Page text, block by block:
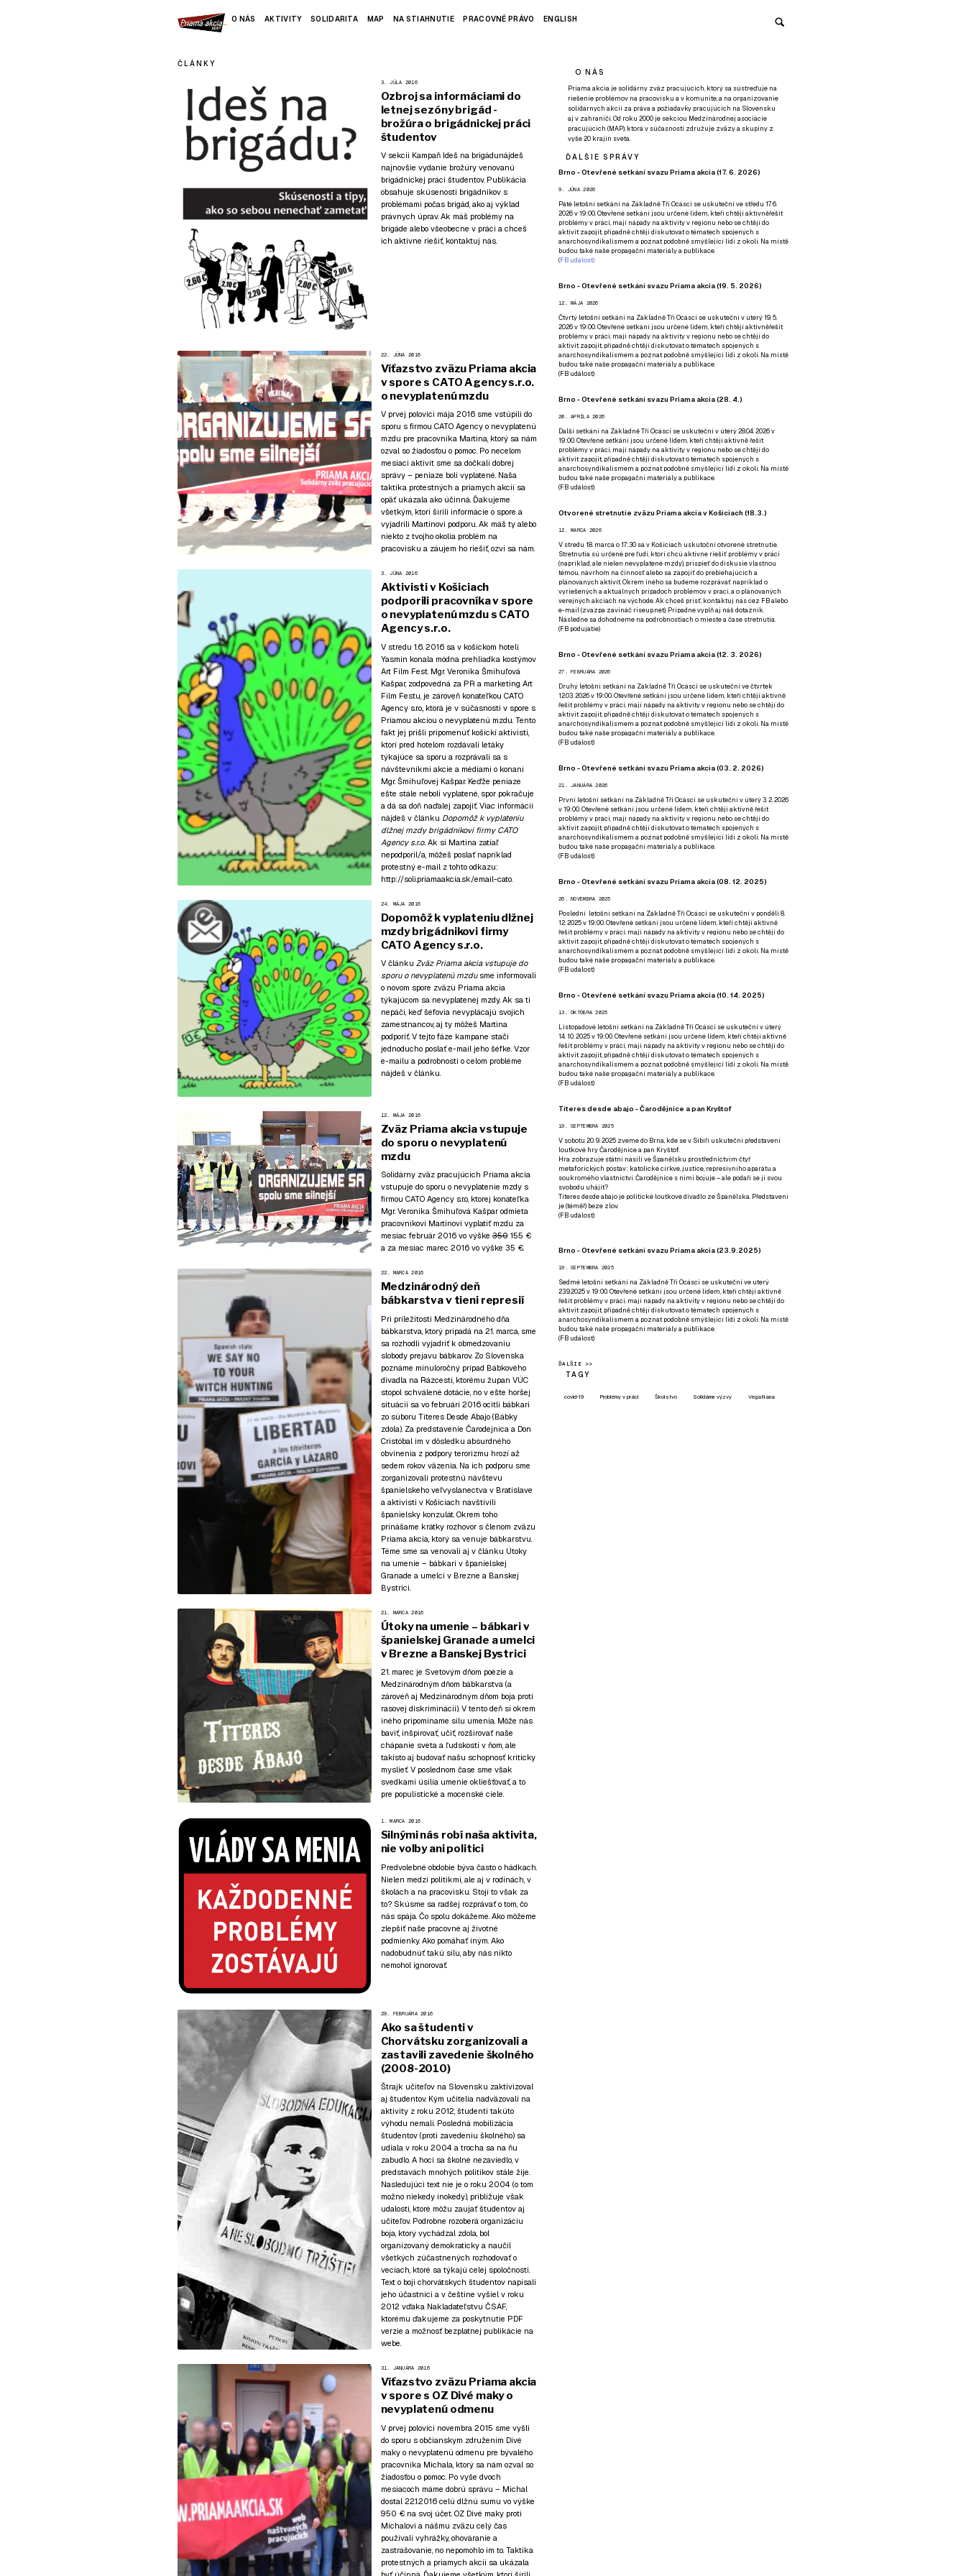
O NÁS AKTIVITY SOLIDARITA MAP NA STIAHNUTIE PRACOVNÉ PRÁVO ENGLISH
ČLÁNKY
3. JÚLA 2016
Ozbroj sa informáciami do
letnej sezóny brigád -
brožúra o brigádnickej práci
študentov
V sekcii Kampaň Ideš na brigádunájdeš
najnovšie vydanie brožúry venovanú
brigádnickej práci študentov. Publikácia
obsahuje skúsenosti brigádnikov s
problémami počas brigád, ako aj výklad
právnych úprav. Ak máš problémy na
brigáde alebo všeobecne v práci a chceš
ich aktívne riešiť, kontaktuj nás.
22. JÚNA 2016
Víťazstvo zväzu Priama akcia
v spore s CATO Agency s.r.o.
o nevyplatenú mzdu
V prvej polovici mája 2016 sme vstúpili do
sporu s firmou CATO Agency o nevyplatenú
mzdu pre pracovníka Martina, ktorý sa nám
ozval so žiadosťou o pomoc. Po necelom
mesiaci aktivít sme sa dočkali dobrej
správy – peniaze boli vyplatené. Naša
taktika protestných a priamych akcií sa
opäť ukázala ako účinná. Ďakujeme
všetkým, ktorí šírili informácie o spore a
vyjadrili Martinovi podporu. Ak máš ty alebo
niekto z tvojho okolia problém na
pracovisku a záujem ho riešiť, ozvi sa nám.
3. JÚNA 2016
Aktivisti v Košiciach
podporili pracovníka v spore
o nevyplatenú mzdu s CATO
Agency s.r.o.
V stredu 1.6. 2016 sa v košickom hoteli
Yasmin konala módna prehliadka kostýmov
Art Film Fest. Mgr. Veronika Šmihuľová
Kašpar, zodpovedná za PR a marketing Art
Film Festu, je zároveň konateľkou CATO
Agency s.r.o., ktorá je v súčasnosti v spore s
Priamou akciou o nevyplatenú mzdu. Tento
fakt jej prišli pripomenúť košickí aktivisti,
ktorí pred hotelom rozdávali letáky
týkajúce sa sporu a rozprávali sa s
návštevníkmi akcie a médiami o konaní
Mgr. Šmihuľovej Kašpar. Keďže peniaze
ešte stále neboli vyplatené, spor pokračuje
a dá sa doň naďalej zapojiť. Viac informácií
nájdeš v článku Dopomôž k vyplateniu
dlžnej mzdy brigádnikovi firmy CATO
Agency s.r.o.Ak si Martina zatiaľ
nepodporil/a, môžeš poslať napríklad
protestný e-mail z tohto odkazu:
http://soli.priamaakcia.sk/email-cato.
24. MÁJA 2016
Dopomôž k vyplateniu dlžnej
mzdy brigádnikovi firmy
CATO Agency s.r.o.
V článku Zväz Priama akcia vstupuje do
sporu o nevyplatenú mzdusme informovali
o novom spore zväzu Priama akcia
týkajúcom sa nevyplatenej mzdy. Ak sa ti
nepáči, keď šéfovia nevyplácajú svojich
zamestnancov, aj ty môžeš Martina
podporiť. V tejto fáze kampane stačí
jednoducho poslať e-mail jeho šéfke. Vzor
e-mailu a podrobnosti o celom probléme
nájdeš v článku.
12. MÁJA 2016
Zväz Priama akcia vstupuje
do sporu o nevyplatenú
mzdu
Solidárny zväz pracujúcich Priama akcia
vstupuje do sporu o nevyplatenie mzdy s
firmou CATO Agency s.r.o, ktorej konateľka
Mgr. Veronika Šmihuľová Kašpar odmieta
pracovníkovi Martinovi vyplatiť mzdu za
mesiac február 2016 vo výške350155 €
a za mesiac marec 2016 vo výške 35 €.
22. MARCA 2016
Medzinárodný deň
bábkarstva v tieni represií
Pri príležitosti Medzinárodného dňa
bábkarstva, ktorý pripadá na 21. marca, sme
sa rozhodli vyjadriť k obmedzovaniu
slobody prejavu bábkarov. Zo Slovenska
poznáme minuloročný prípad Bábkového
divadla na Rázcestí, ktorému župan VÚC
stopol schválené dotácie, no v ešte horšej
situácii sa vo februári 2016 ocitli bábkari
zo súboru Títeres Desde Abajo (Bábky
zdola). Za predstavenie Čarodejnica a Don
Cristóbal im v dôsledku absurdného
obvinenia z podpory terorizmu hrozí až
sedem rokov väzenia. Na ich podporu sme
zorganizovali protestnú návštevu
španielskeho veľvyslanectva v Bratislave
a aktivisti v Košiciach navštívili
španielsky konzulát. Okrem toho
prinášame krátky rozhovor s členom zväzu
Priama akcia, ktorý sa venuje bábkarstvu.
Téme sme sa venovali aj v článku Útoky
na umenie – bábkari v španielskej
Granade a umelci v Brezne a Banskej
Bystrici
21. MARCA 2016
Útoky na umenie – bábkari v
španielskej Granade a umelci
v Brezne a Banskej Bystrici
21. marec je Svetovým dňom poézie a
Medzinárodným dňom bábkarstva (a
zároveň aj Medzinárodným dňom boja proti
rasovej diskriminácii). V tento deň si okrem
iného pripomíname silu umenia. Môže nás
baviť, inšpirovať, učiť, rozširovať naše
chápanie sveta a ľudskosti v ňom, ale
takisto aj budovať našu schopnosť kriticky
myslieť. V poslednom čase sme však
svedkami úsilia umenie okliešťovať, a to
pre populistické a mocenské ciele.
1. MARCA 2016
Silnými nás robí naša aktivita,
nie voľby ani politici
Predvolebné obdobie býva často o hádkach.
Nielen medzi politikmi, ale aj v rodinách, v
školách a na pracovisku. Stojí to však za
to? Skúsme sa radšej rozprávať o tom, čo
nás spája. Čo spolu dokážeme. Ako môžeme
zlepšiť naše pracovné aj životné
podmienky. Ako pomáhať iným. Ako
nadobudnúť takú silu, aby nás nikto
nemohol ignorovať.
29. FEBRUÁRA 2016
Ako sa študenti v
Chorvátsku zorganizovali a
zastavili zavedenie školného
(2008-2010)
Štrajk učiteľov na Slovensku zaktivizoval
aj študentov. Kým učitelia nadväzovali na
aktivity z roku 2012, študenti takúto
výhodu nemali. Posledná mobilizácia
študentov (proti zavedeniu školného) sa
udiala v roku 2004 a trocha sa na ňu
zabudlo. A hoci sa školné nezaviedlo, v
predstavách mnohých politikov stále žije.
Nasledujúci text nie je o roku 2004 (o tom
možno niekedy inokedy), približuje však
udalosti, ktoré môžu zaujať študentov aj
učiteľov. Podrobne rozoberá organizáciu
boja, ktorý vychádzal zdola, bol
organizovaný demokraticky a naučil
všetkých zúčastnených rozhodovať o
veciach, ktoré sa týkajú celej spoločnosti.
Text o boji chorvátskych študentov napísali
jeho účastníci a v češtine vyšiel v roku
2012 vďaka Nakladateľstvu ČSAF,
ktorému ďakujeme za poskytnutie PDF
verzie a možnosť bezplatnej publikácie na
webe.
31. JANUÁRA 2016
Víťazstvo zväzu Priama akcia
v spore s OZ Divé maky o
nevyplatenú odmenu
V prvej polovici novembra 2015 sme vyšli
do sporu s občianskym združením Divé
maky o nevyplatenú odmenu pre bývalého
pracovníka Michala, ktorý sa nám ozval so
žiadosťou o pomoc. Po vyše dvoch
mesiacoch máme dobrú správu – Michal
dostal 22.1.2016 celú dlžnú sumu vo výške
950 € na svoj účet. OZ Divé maky proti
Michalovi a nášmu zväzu celý čas
používali vyhrážky, ohováranie a
zastrašovanie, no nepomohlo im to. Taktika
protestných a priamych akcií sa ukázala
O NÁS
Priama akcia je solidárny zväz pracujúcich, ktorý sa sústreďuje na
riešenie problémov na pracovisku a v komunite, a na organizovanie
solidárnych akcií za práva a požiadavky pracujúcich na Slovensku
aj v zahraničí. Od roku 2000 je sekciou Medzinárodnej asociácie
pracujúcich (MAP), ktorá v súčasnosti združuje zväzy a skupiny z
vyše 20 krajín sveta.
ĎALŠIE SPRÁVY
Brno - Otevřené setkání svazu Priama akcia (17. 6. 2026)
9. JÚNA 2026
Páté letošní setkání na Základně Tři Ocásci se uskuteční ve středu 17. 6.
2026 v 19:00. Otevřené setkání jsou určené lidem, kteří chtějí aktivněřešit
problémy v práci, mají nápady na aktivity v regionu nebo se chtějí do
aktivit zapojit, případně chtějí diskutovat o tématech spojených s
anarchosyndikalismem a poznat podobně smýšlející lidi z okolí. Na místě
budou také naše propagační materiály a publikace.
(FB událost)
Brno - Otevřené setkání svazu Priama akcia (19. 5. 2026)
12. MÁJA 2026
Čtvrtý letošní setkání na Základně Tři Ocásci se uskuteční v úterý 19. 5.
2026 v 19:00. Otevřené setkání jsou určené lidem, kteří chtějí aktivněřešit
problémy v práci, mají nápady na aktivity v regionu nebo se chtějí do
aktivit zapojit, případně chtějí diskutovat o tématech spojených s
anarchosyndikalismem a poznat podobně smýšlející lidi z okolí. Na místě
budou také naše propagační materiály a publikace.
(FB událost)
Brno - Otevřené setkání svazu Priama akcia (28. 4.)
20. APRÍLA 2026
Další setkání na Základně Tři Ocásci se uskuteční v úterý 28.04. 2026 v
19:00. Otevřené setkání jsou určené lidem, kteří chtějí aktivně řešit
problémy v práci, mají nápady na aktivity v regionu nebo se chtějí do
aktivit zapojit, případně chtějí diskutovat o tématech spojených s
anarchosyndikalismem a poznat podobně smýšlející lidi z okolí. Na místě
budou také naše propagační materiály a publikace.
(FB událost)
Otvorené stretnutie zväzu Priama akcia v Košiciach (18.3.)
12. MARCA 2026
V stredu 18. marca o 17:30 sa v Košiciach uskutoční otvorené stretnutie.
Stretnutia sú určené pre ľudí, ktorí chcú aktívne riešiť problémy v práci
(napríklad, ale nielen nevyplatené mzdy), prispieť do diskusie vlastnou
témou, návrhom na činnosť alebo sa zapojiť do prebiehajúcich a
plánovaných aktivít. Okrem iného sa budeme rozprávať napríklad o
vyriešených a aktuálnych prípadoch problémov v práci, a o plánovaných
verejných akciach na východe. Ak chceš prísť, kontaktuj nás cez FBalebo
e-mail (zvazpa zavináč riseup.net). Prípadnevyplň aj náš dotazník.
Následne sa dohodneme na podrobnostiach o mieste a čase stretnutia.
(FB podujatie)
Brno - Otevřené setkání svazu Priama akcia (12. 3. 2026)
27. FEBRUÁRA 2026
Druhý letošní setkání na Základně Tři Ocásci se uskuteční ve čtvrtek
12.03. 2026 v 19:00. Otevřené setkání jsou určené lidem, kteří chtějí aktivně
řešit problémy v práci, mají nápady na aktivity v regionu nebo se chtějí do
aktivit zapojit, případně chtějí diskutovat o tématech spojených s
anarchosyndikalismem a poznat podobně smýšlející lidi z okolí. Na místě
budou také naše propagační materiály a publikace.
(FB událost)
Brno - Otevřené setkání svazu Priama akcia (03. 2. 2026)
21. JANUÁRA 2026
První letošní setkání na Základně Tři Ocásci se uskuteční v úterý 3. 2. 2026
v 19:00. Otevřené setkání jsou určené lidem, kteří chtějí aktivně řešit
problémy v práci, mají nápady na aktivity v regionu nebo se chtějí do
aktivit zapojit, případně chtějí diskutovat o tématech spojených s
anarchosyndikalismem a poznat podobně smýšlející lidi z okolí. Na místě
budou také naše propagační materiály a publikace.
(FB událost)
Brno - Otevřené setkání svazu Priama akcia (08. 12. 2025)
26. NOVEMBRA 2025
Poslední letošní setkání na Základně Tři Ocásci se uskuteční v ponděli 8.
12. 2025 v 19:00. Otevřené setkání jsou určené lidem, kteří chtějí aktivně
řešit problémy v práci, mají nápady na aktivity v regionu nebo se chtějí do
aktivit zapojit, případně chtějí diskutovat o tématech spojených s
anarchosyndikalismem a poznat podobně smýšlející lidi z okolí. Na místě
budou také naše propagační materiály a publikace.
(FB událost)
Brno - Otevřené setkání svazu Priama akcia (10. 14. 2025)
13. OKTÓBRA 2025
Listopadové letošní setkání na Základně Tři Ocásci se uskuteční v úterý
14. 10. 2025 v 19:00. Otevřené setkání jsou určené lidem, kteří chtějí aktivně
řešit problémy v práci, mají nápady na aktivity v regionu nebo se chtějí do
aktivit zapojit, případně chtějí diskutovat o tématech spojených s
anarchosyndikalismem a poznat podobně smýšlející lidi z okolí. Na místě
budou také naše propagační materiály a publikace.
(FB událost)
Títeres desde abajo - Čarodějnice a pan Kryštof
19. SEPTEMBRA 2025
V sobotu 20. 9. 2025 zveme do Brna, kde se v Sibiři uskuteční představení
loutkové hry Čarodějnice a pan Kryštof.
Hra zobrazuje státní násilí ve Španělsku prostřednictvím čtyř
metaforických postav: katolické církve, justice, represivního aparátu a
soukromého vlastnictví. Čarodějnice s nimi bojuje – ale podaří se jí svou
svobodu uhájit?
Títeres desde abajo je politické loutkové divadlo ze Španělska. Představení
je (téměř) beze zlov.
(FB událost)
Brno - Otevřené setkání svazu Priama akcia (23.9.2025)
19. SEPTEMBRA 2025
Sedmé letošní setkání na Základně Tři Ocásci se uskuteční ve uterý
23.9.2025 v 19:00. Otevřené setkání jsou určené lidem, kteří chtějí aktivně
řešit problémy v práci, mají nápady na aktivity v regionu nebo se chtějí do
aktivit zapojit, případně chtějí diskutovat o tématech spojených s
anarchosyndikalismem a poznat podobně smýšlející lidi z okolí. Na místě
budou také naše propagační materiály a publikace.
(FB událost)
ĎALŠIE >>
TAGY
covid-19 Problémy v práci Školstvo Solidárne výzvy VegaNana